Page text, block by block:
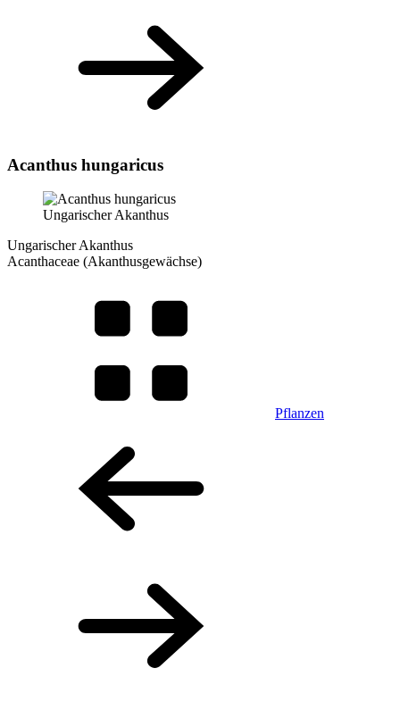
Acanthus hungaricus
Ungarischer Akanthus
Ungarischer Akanthus
Acanthaceae (Akanthusgewächse)
Pflanzen